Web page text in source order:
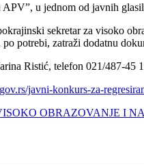
u jednom od javnih
sekretar za visoko
potrebi, zatraži dodatnu
Ristić, telefon 021/487-45
javni-konkurs-za-
OBRAZOVANJE I